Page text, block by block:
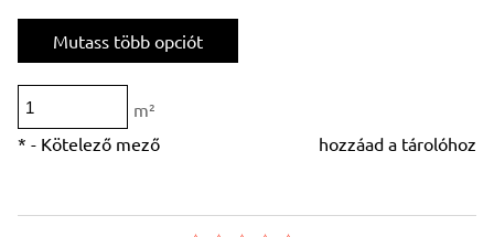
Mutass több opciót
m²
hozzáad a tárolóhoz
* - Kötelező mező